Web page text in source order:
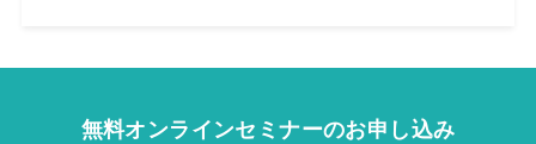
無料オンラインセミナーのお申し込み